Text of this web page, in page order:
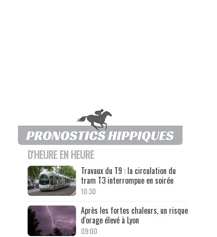
D'HEURE EN HEURE
Travaux du T9 : la circulation du
tram T3 interrompue en soirée
10:30
Après les fortes chaleurs, un risque
d'orage élevé à Lyon
09:00